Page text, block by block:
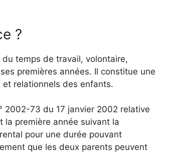
?
temps de travail, volontaire,
premières années. Il constitue une
relationnels des enfants.
2002-73 du 17 janvier 2002 relative
la première année suivant la
pour une durée pouvant
que les deux parents peuvent